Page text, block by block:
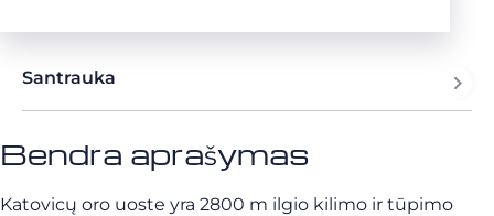
Santrauka
Bendra aprašymas
Katovicų oro uoste yra 2800 m ilgio kilimo ir tūpimo